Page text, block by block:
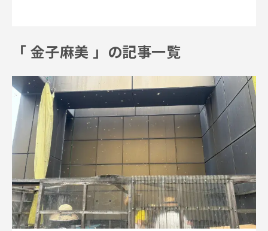
「 金子麻美 」の記事一覧